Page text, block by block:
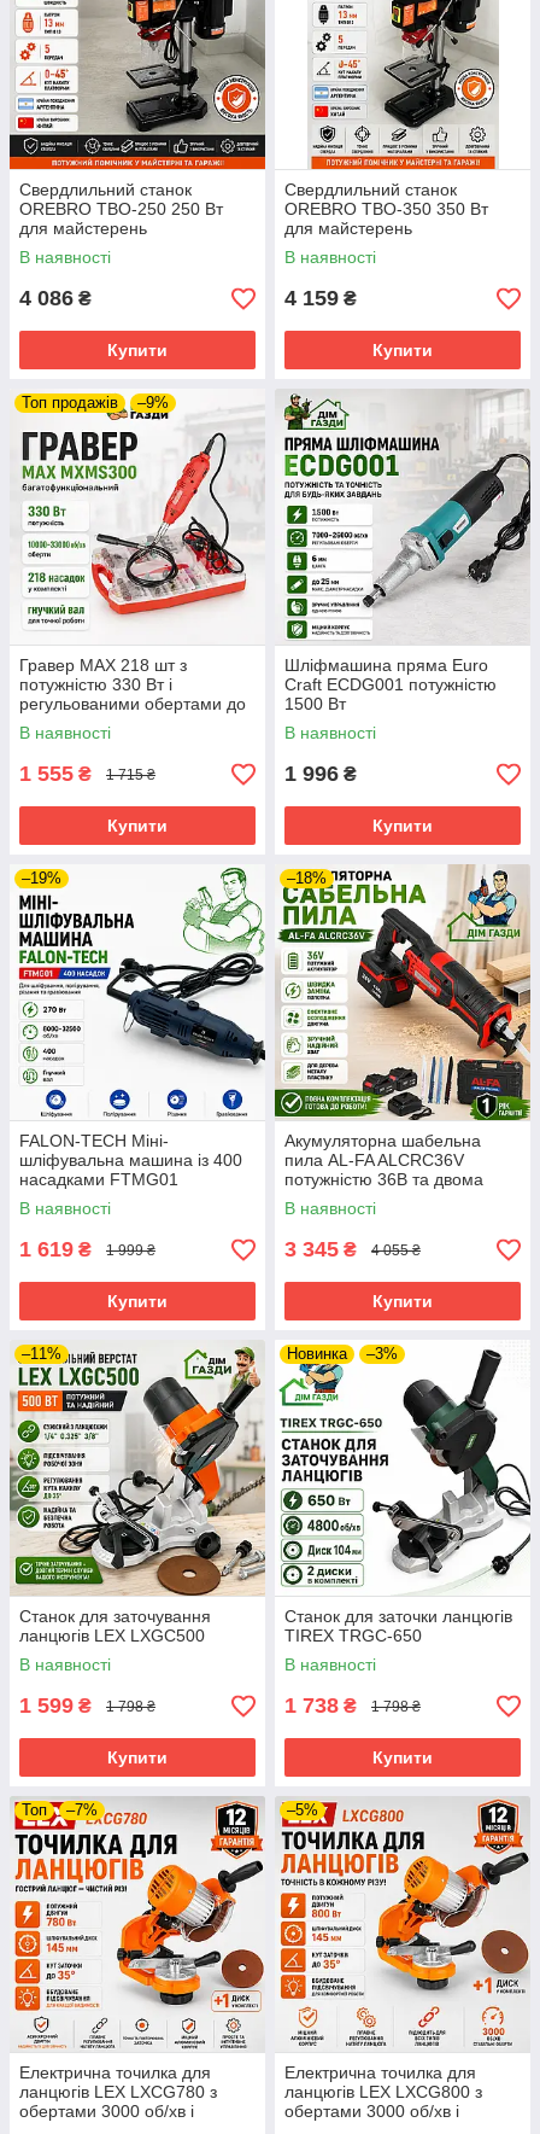
Свердлильний станок
OREBRO TBO-250 250 Вт
для майстерень
В наявності
4 086 ₴
Купити
Свердлильний станок
OREBRO TBO-350 350 Вт
для майстерень
В наявності
4 159 ₴
Купити
Топ продажів –9%
Гравер MAX 218 шт з
потужністю 330 Вт і
регульованими обертами до
33000 об/хв
В наявності
1 555 ₴ 1 715 ₴
Купити
Шліфмашина пряма Euro
Craft ECDG001 потужністю
1500 Вт
В наявності
1 996 ₴
Купити
–19%
FALON-TECH Міні-
шліфувальна машина із 400
насадками FTMG01
В наявності
1 619 ₴ 1 999 ₴
Купити
–18%
Акумуляторна шабельна
пила AL-FA ALCRC36V
потужністю 36В та двома
акумуляторами
В наявності
3 345 ₴ 4 055 ₴
Купити
–11%
Станок для заточування
ланцюгів LEX LXGC500
В наявності
1 599 ₴ 1 798 ₴
Купити
Новинка –3%
Станок для заточки ланцюгів
TIREX TRGC-650
В наявності
1 738 ₴ 1 798 ₴
Купити
Топ –7%
Електрична точилка для
ланцюгів LEX LXCG780 з
обертами 3000 об/хв і
–5%
Електрична точилка для
ланцюгів LEX LXCG800 з
обертами 3000 об/хв і